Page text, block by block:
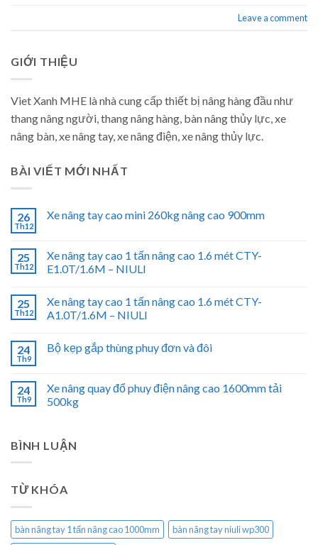
Leave a comment
GIỚI THIỆU
Viet Xanh MHE là nhà cung cấp thiết bị nâng hàng đầu như
thang nâng người, thang nâng hàng, bàn nâng thủy lực, xe
nâng bàn, xe nâng tay, xe nâng điện, xe nâng thủy lực.
BÀI VIẾT MỚI NHẤT
26
Th12
Xe nâng tay cao mini 260kg nâng cao 900mm
25
Th12
Xe nâng tay cao 1 tấn nâng cao 1.6 mét CTY-
E1.0T/1.6M – NIULI
25
Th12
Xe nâng tay cao 1 tấn nâng cao 1.6 mét CTY-
A1.0T/1.6M – NIULI
24
Th9
Bộ kẹp gắp thùng phuy đơn và đôi
24
Th9
Xe nâng quay đổ phuy điện nâng cao 1600mm tải
500kg
BÌNH LUẬN
TỪ KHÓA
bàn nâng tay 1 tấn nâng cao 1000mm
bàn nâng tay niuli wp300